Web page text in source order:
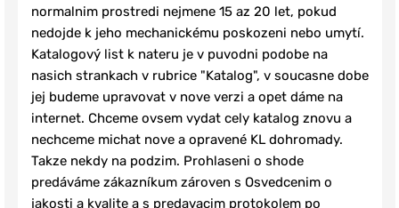
normalnim prostredi nejmene 15 az 20 let, pokud
nedojde k jeho mechanickému poskozeni nebo umytí.
Katalogový list k nateru je v puvodni podobe na
nasich strankach v rubrice "Katalog", v soucasne dobe
jej budeme upravovat v nove verzi a opet dáme na
internet. Chceme ovsem vydat cely katalog znovu a
nechceme michat nove a opravené KL dohromady.
Takze nekdy na podzim. Prohlaseni o shode
predáváme zákazníkum zároven s Osvedcenim o
jakosti a kvalite a s predavacim protokolem po